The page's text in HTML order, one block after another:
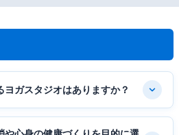
ガスタジオはありますか？